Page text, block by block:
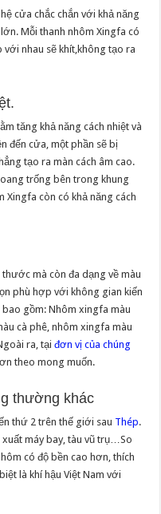
cửa chắc chắn với khả năng
Mỗi thanh nhôm Xingfa có
nhau sẽ khít,không tạo ra
tăng khả năng cách nhiệt và
đến cửa, một phần sẽ bị
tạo ra màn cách âm cao.
trống bên trong khung
Xingfa còn có khả năng cách
mà còn đa dạng về màu
phù hợp với không gian kiến
bao gồm: Nhôm xingfa màu
cà phê, nhôm xingfa màu
ra, tạiđơn vị của chúng
theo mong muốn.
thường khác
thứ 2 trên thế giới sau Thép.
máy bay, tàu vũ trụ…So
có độ bền cao hơn, thích
là khí hậu Việt Nam với